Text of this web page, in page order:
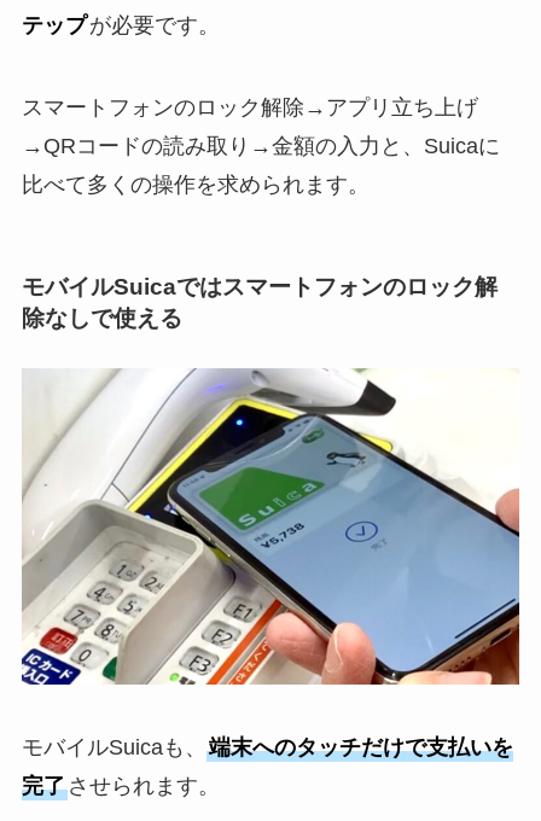
テップが必要です。
スマートフォンのロック解除→アプリ立ち上げ
→QRコードの読み取り→金額の入力と、Suicaに
比べて多くの操作を求められます。
モバイルSuicaではスマートフォンのロック解
除なしで使える
モバイルSuicaも、 端末へのタッチだけで支払いを
完了させられます。